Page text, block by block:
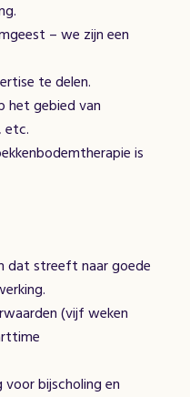
– we zijn een
te delen.
het gebied van
etc.
is
dat streeft naar goede
(vijf weken
voor bijscholing en